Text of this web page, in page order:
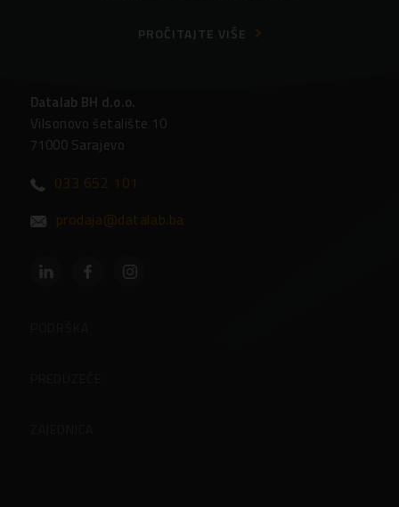
PROČITAJTE VIŠE
Datalab BH d.o.o.
Vilsonovo šetalište 10
71000 Sarajevo
033 652 101
prodaja@datalab.ba